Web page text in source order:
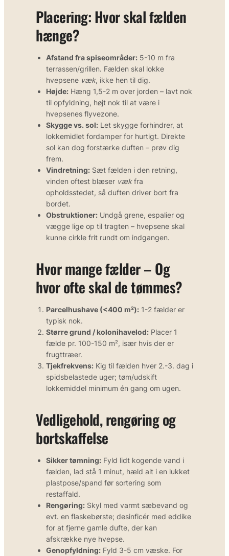
Placering: Hvor skal fælden
hænge?
Afstand fra spiseområder: 5-10 m fra
terrassen/grillen. Fælden skal lokke
hvepsene væk, ikke hen til dig.
Højde: Hæng 1,5-2 m over jorden – lavt nok
til opfyldning, højt nok til at være i
hvepsenes flyvezone.
Skygge vs. sol: Let skygge forhindrer, at
lokkemidlet fordamper for hurtigt. Direkte
sol kan dog forstærke duften – prøv dig
frem.
Vindretning: Sæt fælden i den retning,
vinden oftest blæser vækfra
opholdsstedet, så duften driver bort fra
bordet.
Obstruktioner: Undgå grene, espalier og
vægge lige op til tragten – hvepsene skal
kunne cirkle frit rundt om indgangen.
Hvor mange fælder – Og
hvor ofte skal de tømmes?
Parcelhushave (<400 m²): 1-2 fælder er
typisk nok.
Større grund / kolonihavelod: Placer 1
fælde pr. 100-150 m², især hvis der er
frugttræer.
Tjekfrekvens: Kig til fælden hver 2.-3. dag i
spidsbelastede uger; tøm/udskift
lokkemiddel minimum én gang om ugen.
Vedligehold, rengøring og
bortskaffelse
Sikker tømning: Fyld lidt kogende vand i
fælden, lad stå 1 minut, hæld alt i en lukket
plastpose/spand før sortering som
restaffald.
Rengøring: Skyl med varmt sæbevand og
evt. en flaske­børste; desinficér med eddike
for at fjerne gamle dufte, der kan
afskrække nye hvepse.
Genopfyldning: Fyld 3-5 cm væske. For